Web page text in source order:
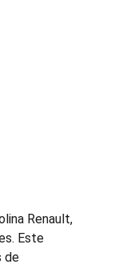
Renault,
Este
de